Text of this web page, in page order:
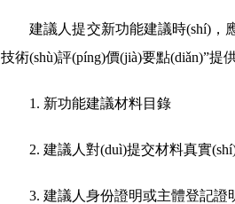
建議人提交新功能建議時(shí)，應
技術(shù)評(píng)價(jià)要點(diǎn)”提供
1. 新功能建議材料目錄
2. 建議人對(duì)提交材料真實(shí)
3. 建議人身份證明或主體登記證